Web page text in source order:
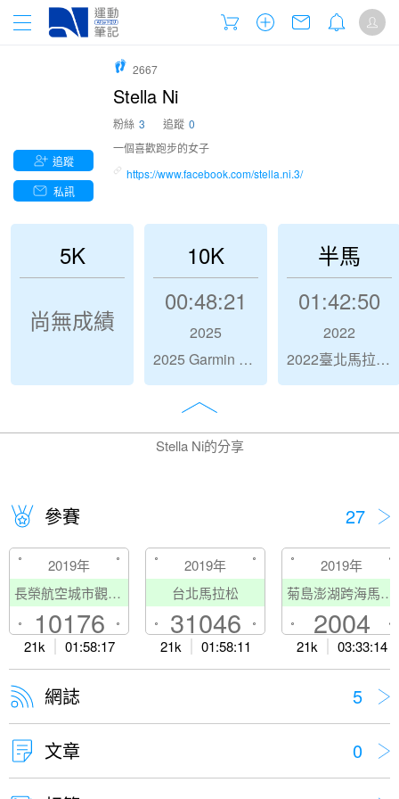
追蹤
私訊
2667
Stella Ni
粉絲 3 追蹤 0
一個喜歡跑步的女子
https://www.facebook.com/stella.ni.3/
5K
尚無成績
10K
00:48:21
2025
2025 Garmin Run 亞洲系列賽 - 臺北站
半馬
01:42:50
2022
2022臺北馬拉松 Taipei Marathon
Stella Ni的分享
參賽 27
2019年
長榮航空城市觀光半程馬拉松
10176
21k 01:58:17
2019年
台北馬拉松
31046
21k 01:58:11
2019年
菊島澎湖跨海馬拉松
2004
21k 03:33:14
網誌 5
文章 0